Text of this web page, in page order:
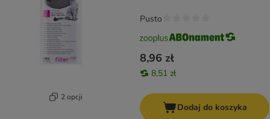
2 opcji
8,96 zł
8,51 zł
Pusto
Dodaj do koszyka